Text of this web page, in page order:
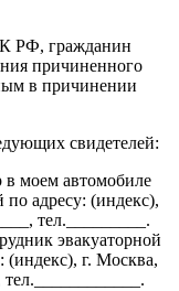
РФ, гражданин
причиненного
в причинении
свидетелей:
моем автомобиле
адресу: (индекс),
тел._________.
эвакуаторной
г. Москва,